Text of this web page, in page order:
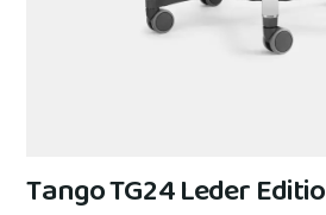
Tango TG24 Leder